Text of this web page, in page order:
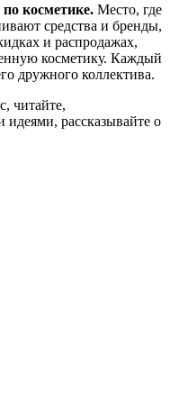
косметике. Место, где
средства и бренды,
и распродажах,
косметику. Каждый
дружного коллектива.
читайте,
идеями, рассказывайте о